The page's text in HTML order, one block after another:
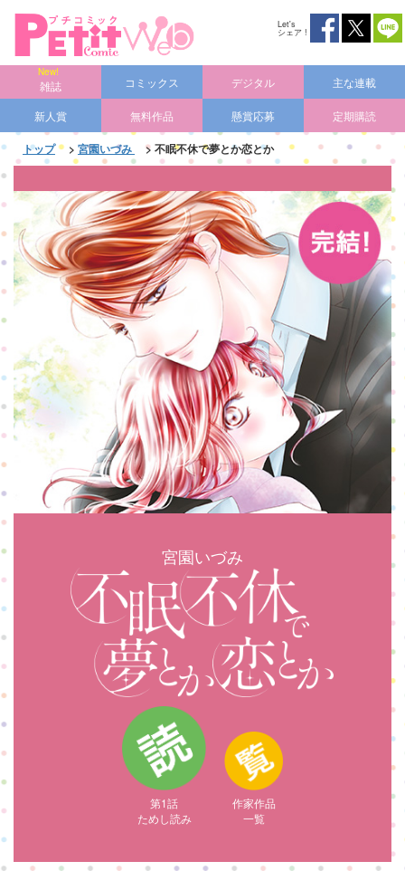
Let's
シェア !
雑誌 コミックス デジタル 主な連載
新人賞 無料作品 懸賞応募 定期購読
トップ> 宮園いづみ > 不眠不休で夢とか恋とか
宮園いづみ
第1話
ためし読み
作家作品
一覧